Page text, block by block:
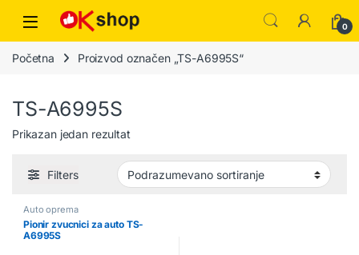
0
Početna Proizvod označen „TS-A6995S“
TS-A6995S
Prikazan jedan rezultat
Filters
Auto oprema
Pionir zvucnici za auto TS-
A6995S